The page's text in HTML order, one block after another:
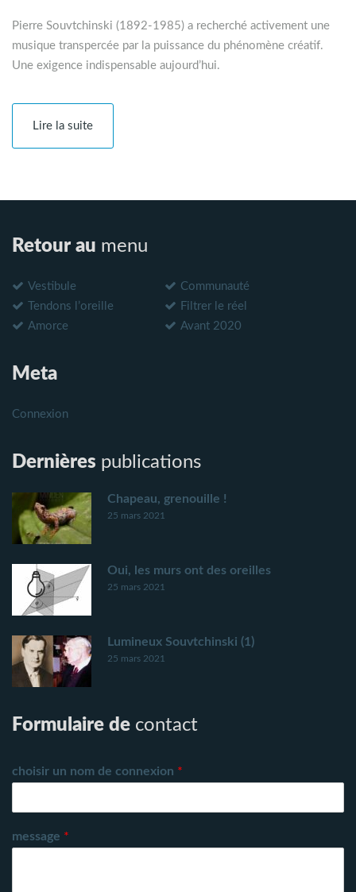
Pierre Souvtchinski (1892-1985) a recherché activement une
musique transpercée par la puissance du phénomène créatif.
Une exigence indispensable aujourd’hui.
Lire la suite
Retour au menu
Vestibule
Communauté
Tendons l’oreille
Filtrer le réel
Amorce
Avant 2020
Meta
Connexion
Dernières publications
Chapeau, grenouille !
25 mars 2021
Oui, les murs ont des oreilles
25 mars 2021
Lumineux Souvtchinski (1)
25 mars 2021
Formulaire de contact
choisir un nom de connexion *
message *